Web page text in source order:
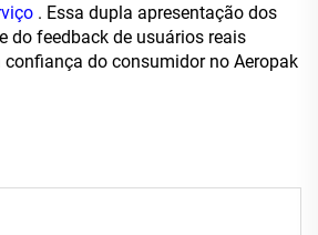
. Essa dupla apresentação dos
do feedback de usuários reais
confiança do consumidor no Aeropak